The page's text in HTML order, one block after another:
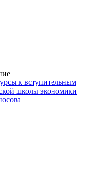
к вступительным
школы экономики